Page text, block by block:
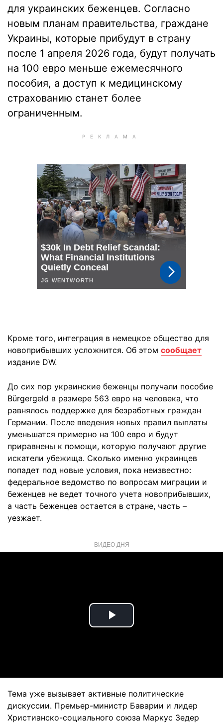
для украинских беженцев. Согласно
новым планам правительства, граждане
Украины, которые прибудут в страну
после 1 апреля 2026 года, будут получать
на 100 евро меньше ежемесячного
пособия, а доступ к медицинскому
страхованию станет более
ограниченным.
Кроме того, интеграция в немецкое общество для
новоприбывших усложнится. Об этом сообщает
издание DW.
До сих пор украинские беженцы получали пособие
Bürgergeld в размере 563 евро на человека, что
равнялось поддержке для безработных граждан
Германии. После введения новых правил выплаты
уменьшатся примерно на 100 евро и будут
приравнены к помощи, которую получают другие
искатели убежища. Сколько именно украинцев
попадет под новые условия, пока неизвестно:
федеральное ведомство по вопросам миграции и
беженцев не ведет точного учета новоприбывших,
а часть беженцев остается в стране, часть –
уезжает.
ВИДЕО ДНЯ
Play
Тема уже вызывает активные политические
дискуссии. Премьер-министр Баварии и лидер
Христианско-социального союза Маркус Зедер